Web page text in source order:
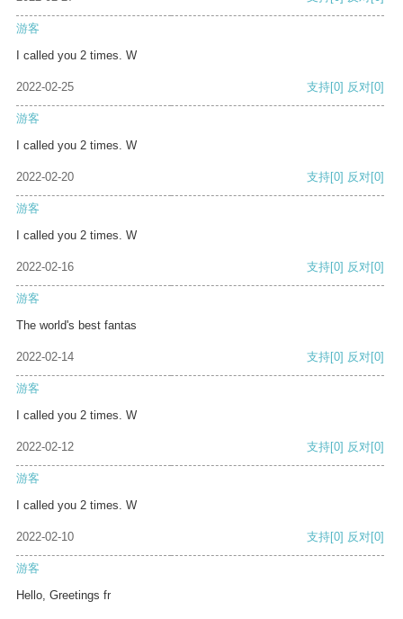
游客
I called you 2 times. W
2022-02-25 支持[0] 反对[0]
游客
I called you 2 times. W
2022-02-20 支持[0] 反对[0]
游客
I called you 2 times. W
2022-02-16 支持[0] 反对[0]
游客
The world's best fantas
2022-02-14 支持[0] 反对[0]
游客
I called you 2 times. W
2022-02-12 支持[0] 反对[0]
游客
I called you 2 times. W
2022-02-10 支持[0] 反对[0]
游客
Hello, Greetings fr